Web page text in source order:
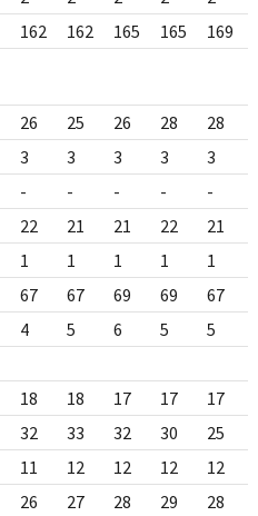
162 162 165 165 169
26 25 26 28 28
3 3 3 3 3
- - - - -
22 21 21 22 21
1 1 1 1 1
67 67 69 69 67
4 5 6 5 5
18 18 17 17 17
32 33 32 30 25
11 12 12 12 12
26 27 28 29 28